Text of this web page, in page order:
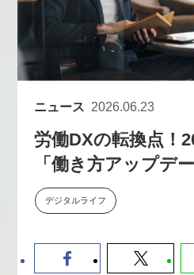
トップペ
特集
動画
お問い合
個人情報保護法
採用情
現在開催予定
【8/12
数値化
学ぶ資
2026-06-10
2026-08-07
ニュース 2026.06.23
労働DXの転換点！
「働き方アップデ
デジタルライフ